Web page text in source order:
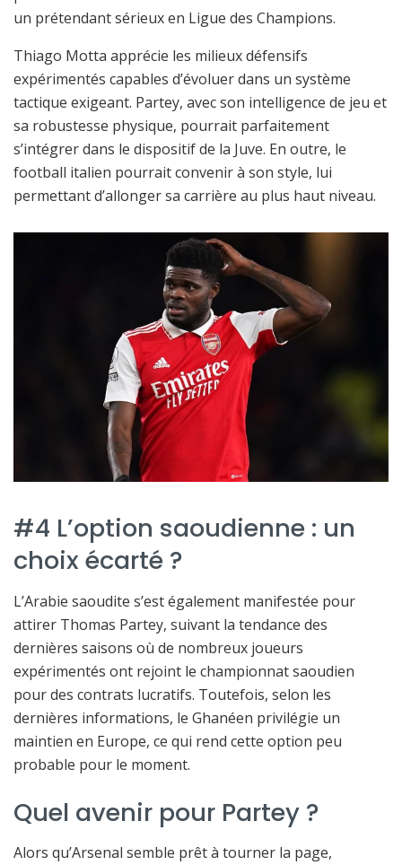
un prétendant sérieux en Ligue des Champions.
Thiago Motta apprécie les milieux défensifs
expérimentés capables d’évoluer dans un système
tactique exigeant. Partey, avec son intelligence de jeu et
sa robustesse physique, pourrait parfaitement
s’intégrer dans le dispositif de la Juve. En outre, le
football italien pourrait convenir à son style, lui
permettant d’allonger sa carrière au plus haut niveau.
#4 L’option saoudienne : un
choix écarté ?
L’Arabie saoudite s’est également manifestée pour
attirer Thomas Partey, suivant la tendance des
dernières saisons où de nombreux joueurs
expérimentés ont rejoint le championnat saoudien
pour des contrats lucratifs. Toutefois, selon les
dernières informations, le Ghanéen privilégie un
maintien en Europe, ce qui rend cette option peu
probable pour le moment.
Quel avenir pour Partey ?
Alors qu’Arsenal semble prêt à tourner la page,